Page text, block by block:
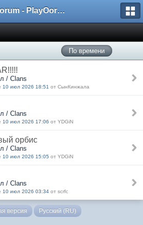
Forum - PlayOorbis.net
По времени
/ Clans
10 июл 2026 18:51 от СынКинжала
/ Clans
10 июл 2026 17:06 от YDGiN
орбис
/ Clans
10 июл 2026 15:05 от YDGiN
/ Clans
10 июл 2026 03:34 от scrfc
версия Русский (RU)